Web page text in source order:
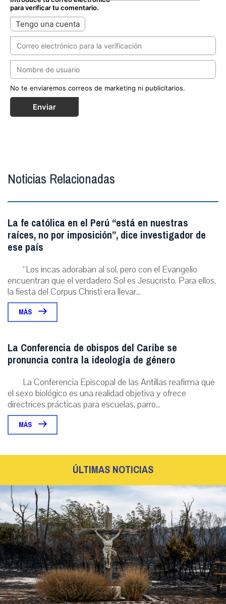
para verificar tu comentario.
Tengo una cuenta
No te enviaremos correos de marketing ni publicitarios.
Enviar
Noticias Relacionadas
La fe católica en el Perú “está en nuestras
raíces, no por imposición”, dice investigador de
ese país
“Los incas adoraban al sol, pero con el Evangelio
encuentran que el verdadero Sol es Jesucristo. Para ellos,
la fiesta del Corpus Christi era llevar...
MÁS
La Conferencia de obispos del Caribe se
pronuncia contra la ideología de género
La Conferencia Episcopal de las Antillas reafirma que
el sexo biológico es una realidad objetiva y ofrece
directrices prácticas para escuelas, parro...
MÁS
ÚLTIMAS NOTICIAS